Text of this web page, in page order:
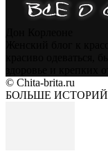
© Chita-brita.ru
БОЛЬШЕ ИСТОРИЙ